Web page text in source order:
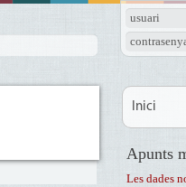
usuari
Inici
Apunts
Les dades